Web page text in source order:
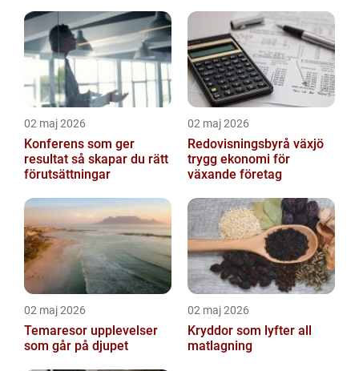
02 maj 2026
Konferens som ger
resultat så skapar du rätt
förutsättningar
02 maj 2026
Redovisningsbyrå växjö
trygg ekonomi för
växande företag
02 maj 2026
Temaresor upplevelser
som går på djupet
02 maj 2026
Kryddor som lyfter all
matlagning